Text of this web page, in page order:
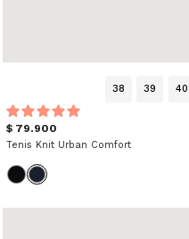
38 39 40
$ 79.900
Tenis Knit Urban Comfort